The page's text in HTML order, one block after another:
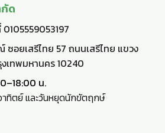
ด
อยเสรีไทย 57 ถนนเสรีไทย แขวง
เทพมหานคร 10240
น.
ทิตย์ และวันหยุดนักขัตฤกษ์